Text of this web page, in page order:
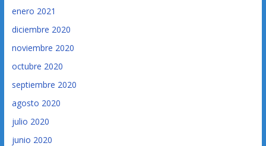
enero 2021
diciembre 2020
noviembre 2020
octubre 2020
septiembre 2020
agosto 2020
julio 2020
junio 2020